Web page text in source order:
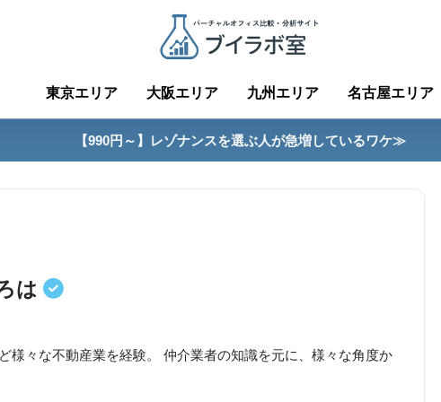
東京エリア 大阪エリア 九州エリア 名古屋エリア
【990円～】レゾナンスを選ぶ人が急増しているワケ≫
は
様々な不動産業を経験。 仲介業者の知識を元に、様々な角度か